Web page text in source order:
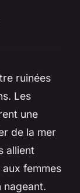
ruinées
Les
une
de la mer
allient
femmes
nageant.